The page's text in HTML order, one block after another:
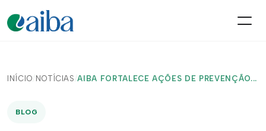
INÍCIO/ NOTÍCIAS /AIBA FORTALECE AÇÕES DE PREVENÇÃO...
BLOG